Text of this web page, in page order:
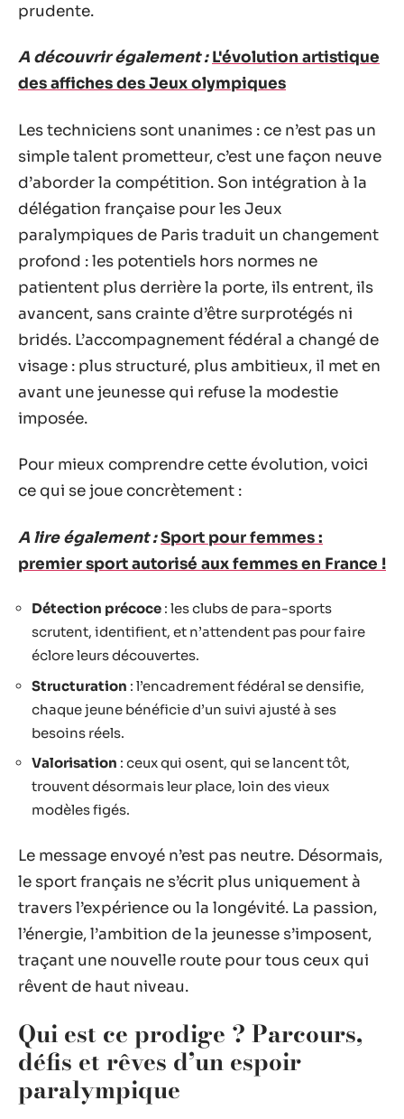
prudente.
A découvrir également : L'évolution artistique
des affiches des Jeux olympiques
Les techniciens sont unanimes : ce n’est pas un
simple talent prometteur, c’est une façon neuve
d’aborder la compétition. Son intégration à la
délégation française pour les Jeux
paralympiques de Paris traduit un changement
profond : les potentiels hors normes ne
patientent plus derrière la porte, ils entrent, ils
avancent, sans crainte d’être surprotégés ni
bridés. L’accompagnement fédéral a changé de
visage : plus structuré, plus ambitieux, il met en
avant une jeunesse qui refuse la modestie
imposée.
Pour mieux comprendre cette évolution, voici
ce qui se joue concrètement :
A lire également :Sport pour femmes :
premier sport autorisé aux femmes en France !
Détection précoce : les clubs de para-sports
scrutent, identifient, et n’attendent pas pour faire
éclore leurs découvertes.
Structuration : l’encadrement fédéral se densifie,
chaque jeune bénéficie d’un suivi ajusté à ses
besoins réels.
Valorisation : ceux qui osent, qui se lancent tôt,
trouvent désormais leur place, loin des vieux
modèles figés.
Le message envoyé n’est pas neutre. Désormais,
le sport français ne s’écrit plus uniquement à
travers l’expérience ou la longévité. La passion,
l’énergie, l’ambition de la jeunesse s’imposent,
traçant une nouvelle route pour tous ceux qui
rêvent de haut niveau.
Qui est ce prodige ? Parcours,
défis et rêves d’un espoir
paralympique